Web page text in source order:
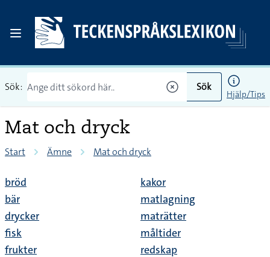
Sök: Sök
Hjälp/Tips
Mat och dryck
Start Ämne Mat och dryck
bröd
bär
drycker
fisk
frukter
kakor
matlagning
maträtter
måltider
redskap